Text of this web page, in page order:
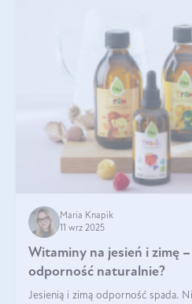
Maria Knapik
11 wrz 2025
Witaminy na jesień i zimę
odporność naturalnie?
Jesienią i zimą odporność spada.